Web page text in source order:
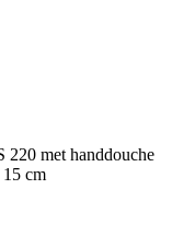
220 met handdouche
15 cm